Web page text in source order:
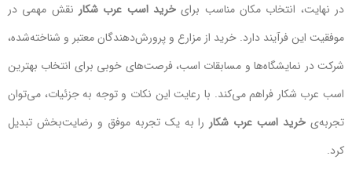
در نهایت، انتخاب مکان مناسب برای خرید اسب عرب شکار نقش مهمی در
موفقیت این فرآیند دارد. خرید از مزارع و پرورش‌دهندگان معتبر و شناخته‌شده،
شرکت در نمایشگاه‌ها و مسابقات اسب، فرصت‌های خوبی برای انتخاب بهترین
اسب عرب شکار فراهم می‌کند. با رعایت این نکات و توجه به جزئیات، می‌توان
تجربه‌ی خرید اسب عرب شکار را به یک تجربه موفق و رضایت‌بخش تبدیل
کرد.